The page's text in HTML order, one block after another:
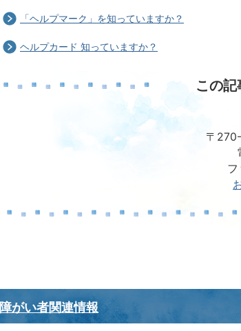
「ヘルプマーク」を知っていますか？
ヘルプカード 知っていますか？
この
〒
障がい者関連情報